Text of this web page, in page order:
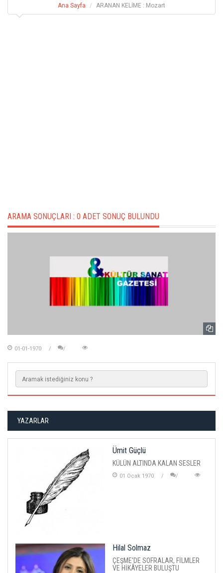
Ana Sayfa ARANAN KELİME : Mozart
ARAMA SONUÇLARI : 0 ADET SONUÇ BULUNDU
01-01-1970
YAZARLAR
Ümit Güçlü
KÜLÜN ALTINDA KALAN SESLER
01 Ocak 1970
Hilal Solmaz
ÇEŞME'DE SOFRALAR, FİLMLER
VE HİKÂYELER BULUŞTU